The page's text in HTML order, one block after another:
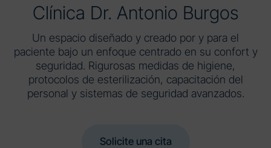
Clínica Dr. Antonio Burgos
Un espacio diseñado y creado por y para el
paciente bajo un enfoque centrado en su confort y
seguridad. Rigurosas medidas de higiene,
protocolos de esterilización, capacitación del
personal y sistemas de seguridad avanzados.
Solicite una cita